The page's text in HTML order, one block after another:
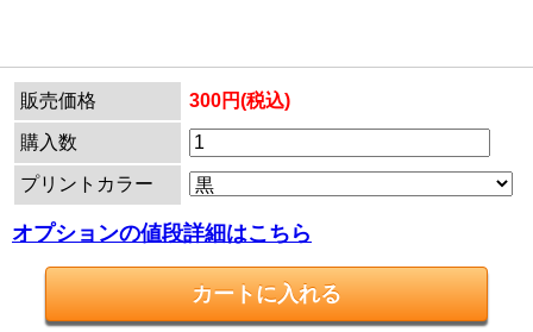
販売価格 300円(税込)
購入数
プリントカラー
オプションの値段詳細はこちら